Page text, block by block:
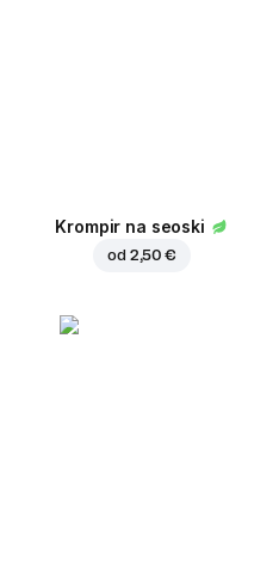
Krompir na seoski
od 2,50 €